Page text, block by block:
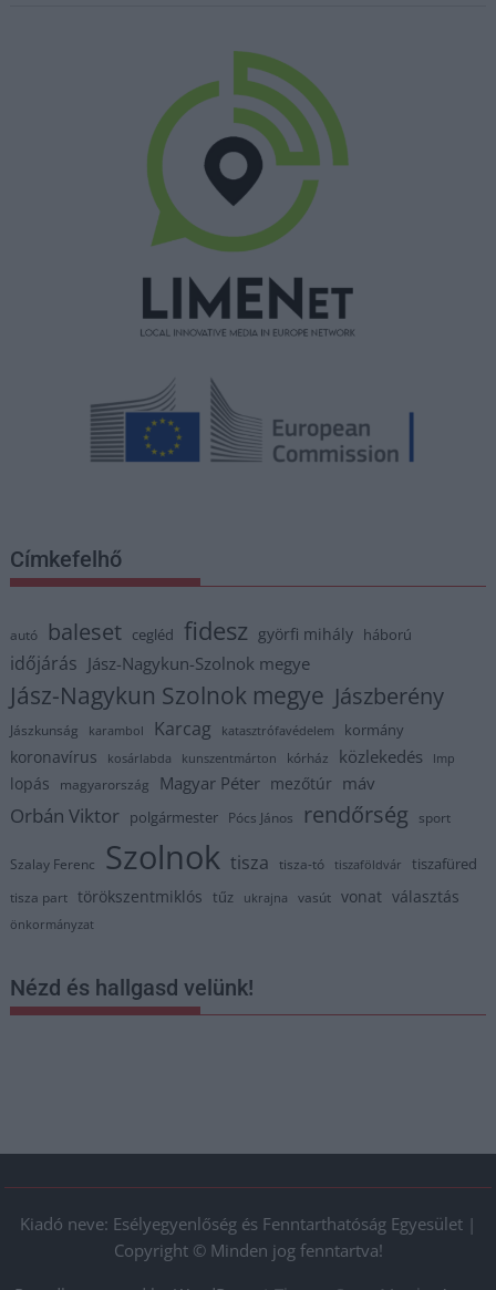
Címkefelhő
autó baleset cegléd fidesz györfi mihály háború
időjárás Jász-Nagykun-Szolnok megye
Jász-Nagykun Szolnok megye Jászberény
Jászkunság karambol Karcag katasztrófavédelem kormány
koronavírus kosárlabda kunszentmárton kórház közlekedés lmp
lopás magyarország Magyar Péter mezőtúr máv
Orbán Viktor polgármester Pócs János rendőrség sport
Szalay Ferenc Szolnok tisza tisza-tó tiszaföldvár tiszafüred
tisza part törökszentmiklós tűz ukrajna vasút vonat választás
önkormányzat
Nézd és hallgasd velünk!
Kiadó neve: Esélyegyenlőség és Fenntarthatóság Egyesület |
Copyright © Minden jog fenntartva!